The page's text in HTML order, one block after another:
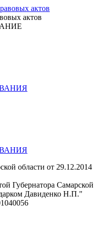
актов
области от 29.12.2014
Губернатора Самарской
Давиденко Н.П."